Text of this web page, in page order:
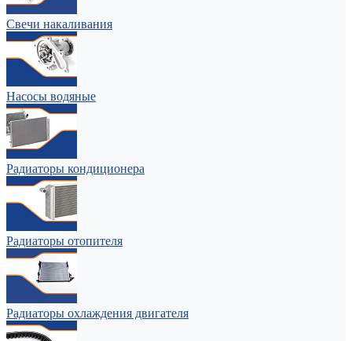
Свечи накаливания
Насосы водяные
Радиаторы кондиционера
Радиаторы отопителя
Радиаторы охлаждения двигателя